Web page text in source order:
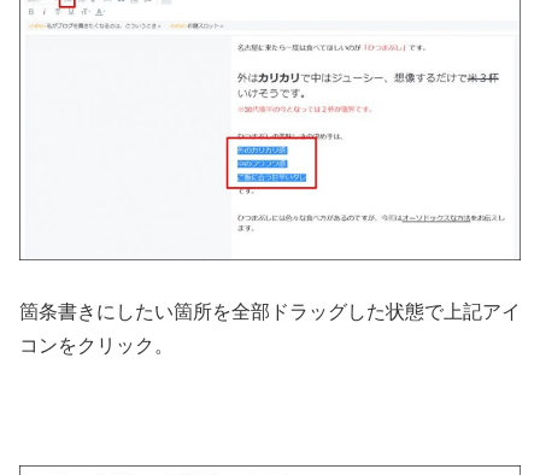
箇条書きにしたい箇所を全部ドラッグした状態で上記アイ
コンをクリック。